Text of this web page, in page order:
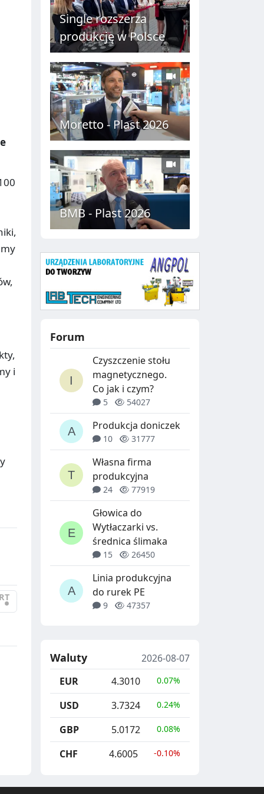
i
•
C
H
Single rozszerza
produkcję w Polsce
Moretto - Plast 2026
BMB - Plast 2026
Forum
Czyszczenie stołu
magnetycznego.
Co jak i czym?
5 54027
Produkcja doniczek
10 31777
Własna firma
produkcyjna
24 77919
Głowica do
Wytłaczarki vs.
średnica ślimaka
15 26450
Linia produkcyjna
do rurek PE
9 47357
Waluty
2026-08-07
EUR
4.3010 0.07%
USD 3.7324 0.24%
GBP 5.0172 0.08%
CHF 4.6005 -0.10%